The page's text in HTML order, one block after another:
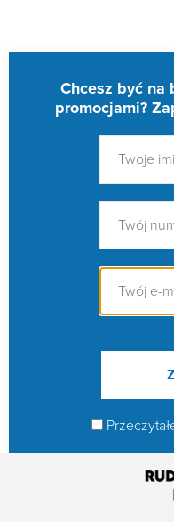
Chcesz być na
promocjami?